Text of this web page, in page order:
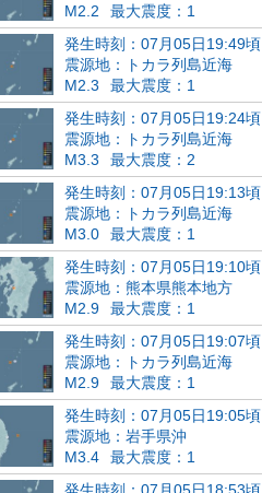
M2.2
最大震度：1
発生時刻：07月05日19:49頃
震源地：トカラ列島近海
M2.3
最大震度：1
発生時刻：07月05日19:24頃
震源地：トカラ列島近海
M3.3
最大震度：2
発生時刻：07月05日19:13頃
震源地：トカラ列島近海
M3.0
最大震度：1
発生時刻：07月05日19:10頃
震源地：熊本県熊本地方
M2.9
最大震度：1
発生時刻：07月05日19:07頃
震源地：トカラ列島近海
M2.9
最大震度：1
発生時刻：07月05日19:05頃
震源地：岩手県沖
M3.4
最大震度：1
発生時刻：07月05日18:53頃